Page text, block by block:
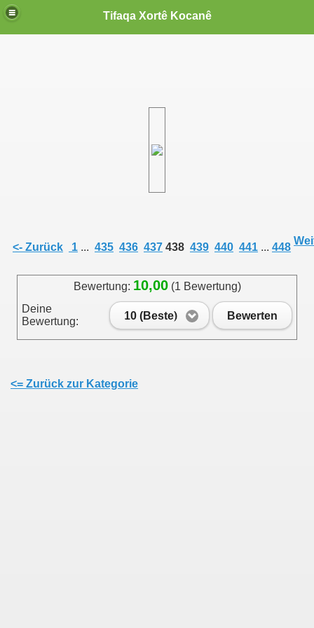
Tifaqa Xortê Kocanê
<- Zurück 1 ... 435 436 437 438 439 440 441 ... 448
Bewertung: 10,00(1 Bewertung)
Deine
Bewertung:
10 (Beste) Bewerten
<= Zurück zur Kategorie